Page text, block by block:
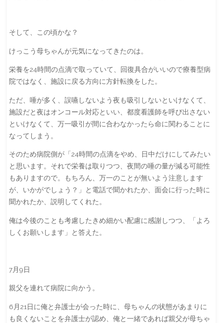
そして、この頃かな？
けっこう母ちゃんが元気になってきたのは。
栄養を24時間の点滴で取っていて、回復具合がいいので療養型病
院ではなく、施設に戻る方向に方針転換をした。
ただ、唾が多く、誤嚥しないよう夜も吸引しないといけなくて、
施設だと夜はオンコール対応といい、都度看護師を呼び出さない
といけなくて、万一吸引が間に合わなかったら命に関わることに
なってしまう。
そのため病院側が「24時間の点滴をやめ、日中だけにしてみたい
と思います。それで栄養は取りつつ、夜間の唾の量が減る可能性
もありますので。もちろん、万一のことが無いよう注意します
が、いかがでしょう？」と電話で聞かれたか、面会に行った時に
聞かれたか、説明してくれた。
俺は今後のことも考慮したきめ細かい配慮に感謝しつつ、「よろ
しくお願いします」と答えた。
7月9日
親父を連れて病院に向かう。
6月21日に俺と弁護士が会った時に、母ちゃんの状態があまりに
も良くないことを弁護士が認め、俺と一緒であれば親父が母ちゃ